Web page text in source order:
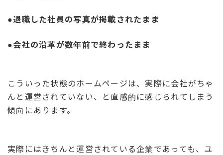
●退職した社員の写真が掲載されたまま
●会社の沿革が数年前で終わったまま
こういった状態のホームページは、実際に会社がちゃ
んと運営されていない、と直感的に感じられてしまう
傾向にあります。
実際にはきちんと運営されている企業であっても、ユ